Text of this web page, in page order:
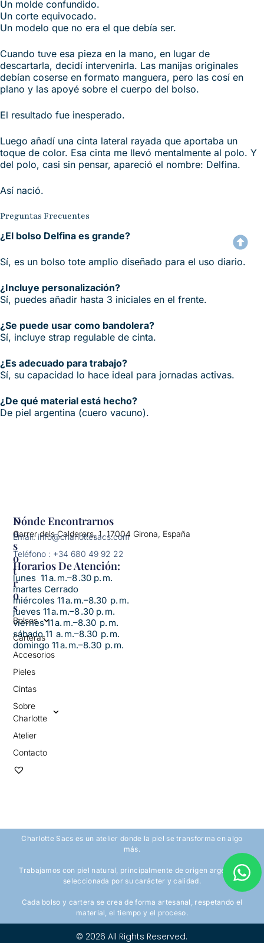
Un molde confundido.
Un corte equivocado.
Un modelo que no era el que debía ser.
Cuando tuve esa pieza en la mano, en lugar de
descartarla, decidí intervenirla. Las manijas originales
debían coserse en formato manguera, pero las cosí en
plano y las apoyé sobre el cuerpo del bolso.
El resultado fue inesperado.
Luego añadí una cinta lateral rayada que aportaba un
toque de color. Esa cinta me llevó mentalmente al polo. Y
del polo, casi sin pensar, apareció el nombre: Delfina.
Así nació.
Preguntas Frecuentes
¿El bolso Delfina es grande?
Sí, es un bolso tote amplio diseñado para el uso diario.
¿Incluye personalización?
Sí, puedes añadir hasta 3 iniciales en el frente.
¿Se puede usar como bandolera?
Sí, incluye strap regulable de cinta.
¿Es adecuado para trabajo?
Sí, su capacidad lo hace ideal para jornadas activas.
¿De qué material está hecho?
De piel argentina (cuero vacuno).
N
O
S
O
T
R
O
S
Bolsos
Carteras
Accesorios
Pieles
Cintas
Sobre
Charlotte
Atelier
Contacto
Dónde Encontrarnos
Carrer dels Calderers, 1, 17004 Girona, España
Email: info@charlottesacs.com
Teléfono : +34 680 49 92 22
Horarios De Atención:​
lunes 11 a. m.–8 .30 p. m.
martes Cerrado
miércoles 11 a. m.–8.30 p. m.
jueves 11 a. m.–8 .30 p. m.
viernes 11 a. m.–8.30 p. m.
sábado 11 a. m.–8.30 p. m.
domingo 11 a. m.–8.30 p. m.
Charlotte Sacs es un atelier donde la piel se transforma en algo
más.
Trabajamos con piel natural, principalmente de origen argentino,
seleccionada por su carácter y calidad.
Cada bolso y cartera se crea de forma artesanal, respetando el
material, el tiempo y el proceso.
© 2026 All Rights Reserved.